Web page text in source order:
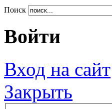
Поиск
Войти
Вход на сайт
Закрыть